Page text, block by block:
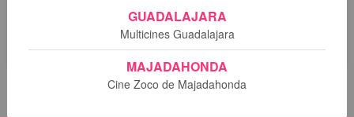
GUADALAJARA
Multicines Guadalajara
MAJADAHONDA
Cine Zoco de Majadahonda